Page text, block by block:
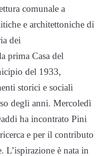
comunale a
e architettoniche di
dei
prima Casa del
del 1933,
storici e sociali
degli anni. Mercoledì
ha incontrato Pini
e per il contributo
L’ispirazione è nata in